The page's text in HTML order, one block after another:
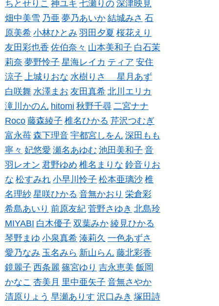
ちとせりこ 神ユキ 七瀬りの 深津映見
畑中美雪 乃亜 夢乃あいか 結城みさ 石
原美希 小林ひとみ 羽田夕夏 桜花えり
友田彩也香 佐伯奈々 山本美和子 白石茉
莉奈 夢野怜子 星海レイカ ティア 安住
涼子 上城りおな 水樹りさ 星月あず
白咲舞 水澤まお 友田真希 北川エリカ
滝川かのん hitomi 秋野千尋 二宮ナナ
Roco 藤森綾子 椎名ひかる 芹沢つむぎ
富永苺 森下理音 宇都宮しをん 深田もも
寧々 妃悠愛 瀬名あゆむ 池田美和子 音
羽レオン 君野ゆめ 椎名まりな 鈴音りお
な 松すみれ 小早川怜子 松本亜璃沙 椎
名理紗 星咲ひかる 音無かおり 栄倉彩
希島あいり 前原友紀 菅野さゆき 北島玲
MIYABI 白木優子 双葉みか 綾見ひかる
琴野まゆ 小泉真希 湊莉久 一色あずさ
愛乃なみ 玉名みら 新山らん 藤北彩香
鏡麗子 西条麗 篠宮ゆり 吉永恵美 飯岡
かなこ 杏美月 里中亜矢子 音無さやか
清原りょう 早瀬ありす 沢口みき 塚田詩